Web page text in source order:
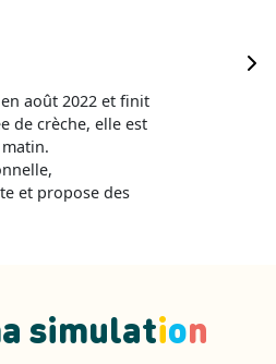
août 2022 et finit
de crèche, elle est
et propose des
simulation